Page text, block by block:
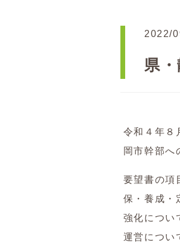
2022/
県
令和４年８
岡市幹部へ
要望書の項
保・養成・
強化につい
運営につい